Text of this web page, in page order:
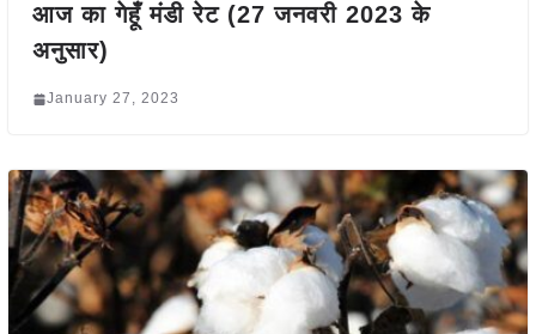
आज का गेहूँ मंडी रेट (27 जनवरी 2023 के
अनुसार)
January 27, 2023